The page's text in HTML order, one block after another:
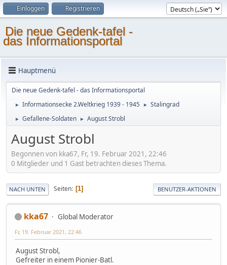
Einloggen Registrieren
Die neue Gedenk-tafel -
das Informationsportal
Hauptmenü
Die neue Gedenk-tafel - das Informationsportal
► Informationsecke 2.Weltkrieg 1939 - 1945 ► Stalingrad
► Gefallene-Soldaten ► August Strobl
August Strobl
Begonnen von kka67, Fr, 19. Februar 2021, 22:46
0 Mitglieder und 1 Gast betrachten dieses Thema.
NACH UNTEN Seiten 1 BENUTZER-AKTIONEN
kka67 Global Moderator
Fr, 19. Februar 2021, 22:46
August Strobl,
Gefreiter in einem Pionier-Batl.